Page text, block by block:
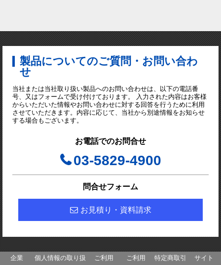
製品についてのご質問・お問い合わ
せ
当社または当社取り扱い製品へのお問い合わせは、以下の電話番
号、又はフォームで受け付けております。 入力された内容はお客様
からいただいた情報やお問い合わせに対する回答を行うために利用
させていただきます。内容に応じて、当社から別途情報をお知らせ
する場合もございます。
お電話でのお問合せ
03-5829-4900
問合せフォーム
お見積り・資料請求
企業
個人情報の取り扱
ご利用
ご利用
特定商取引
サイト